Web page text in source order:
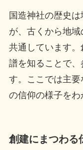
国造神社の歴史
が、古くから地
共通しています
譜を知ることで
す。ここでは主
の信仰の様子をわ
創建にまつわる